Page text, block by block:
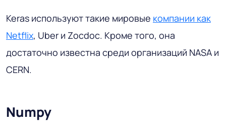
Keras используют такие мировые компании как
Netflix, Uber и Zocdoc. Кроме того, она
достаточно известна среди организаций NASA и
CERN.
Numpy